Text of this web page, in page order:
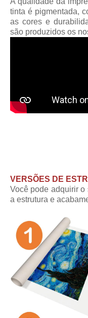
tinta é pigmentada,
as cores e
são produzidos os
VERSÕES DE
Você pode adquirir o
a estrutura e